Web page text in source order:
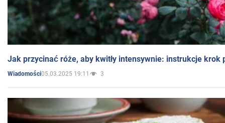
Jak przycinać róże, aby kwitły intensywnie: instrukcje krok
Wiadomości05.03.2025 19:11 3